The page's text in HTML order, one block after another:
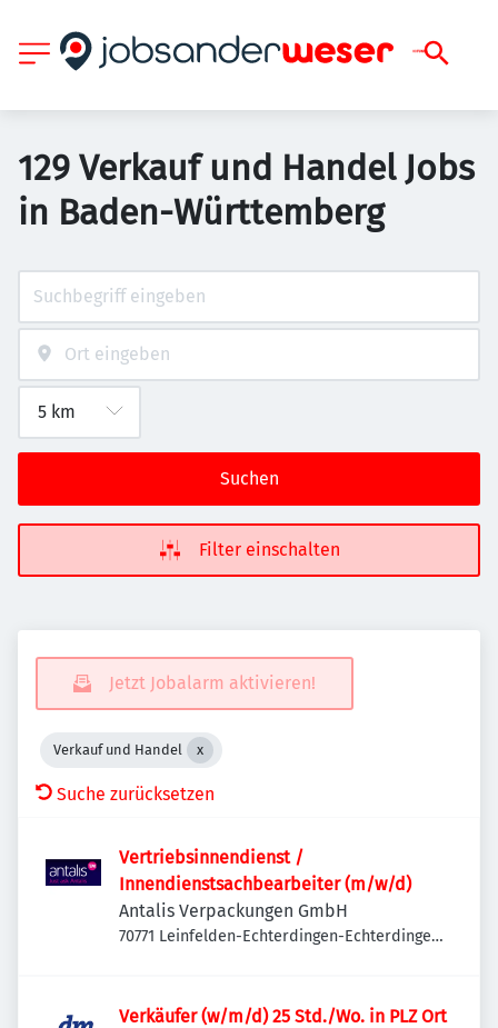
129 Verkauf und Handel Jobs
in Baden-Württemberg
Suchen
Filter einschalten
Jetzt Jobalarm aktivieren!
Verkauf und Handel
Suche zurücksetzen
Vertriebsinnendienst /
Innendienstsachbearbeiter (m/w/d)
Antalis Verpackungen GmbH
70771 Leinfelden-Echterdingen-Echterdingen,
Verkäufer (w/m/d) 25 Std./Wo. in PLZ Ort